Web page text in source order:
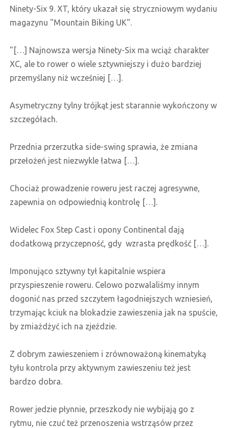
Ninety-Six 9. XT, który ukazał się stryczniowym wydaniu
magazynu "Mountain Biking UK".
"[…] Najnowsza wersja Ninety-Six ma wciąż charakter
XC, ale to rower o wiele sztywniejszy i dużo bardziej
przemyślany niż wcześniej […].
Asymetryczny tylny trójkąt jest starannie wykończony w
szczegółach.
Przednia przerzutka side-swing sprawia, że zmiana
przełożeń jest niezwykle łatwa […].
Chociaż prowadzenie roweru jest raczej agresywne,
zapewnia on odpowiednią kontrolę […].
Widelec Fox Step Cast i opony Continental dają
dodatkową przyczepność, gdy wzrasta prędkość […].
Imponująco sztywny tył kapitalnie wspiera
przyspieszenie roweru. Celowo pozwalaliśmy innym
dogonić nas przed szczytem łagodniejszych wzniesień,
trzymając kciuk na blokadzie zawieszenia jak na spuście,
by zmiażdżyć ich na zjeździe.
Z dobrym zawieszeniem i zrównoważoną kinematyką
tyłu kontrola przy aktywnym zawieszeniu też jest
bardzo dobra.
Rower jedzie płynnie, przeszkody nie wybijają go z
rytmu, nie czuć też przenoszenia wstrząsów przez